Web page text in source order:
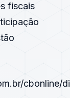
fiscais
cbonline/